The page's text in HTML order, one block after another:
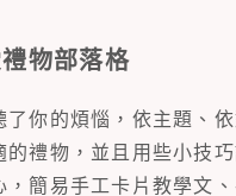
物部落格
了你的煩惱，依主題、
的禮物，並且用些小技
，簡易手工卡片教學文